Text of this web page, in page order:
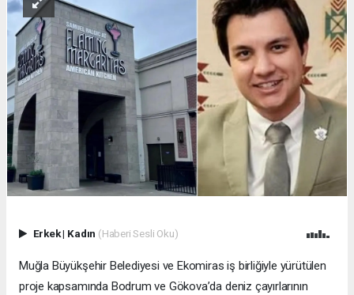
Erkek| Kadın (Haberi Sesli Oku)
Muğla Büyükşehir Belediyesi ve Ekomiras iş birliğiyle yürütülen
proje kapsamında Bodrum ve Gökova’da deniz çayırlarının